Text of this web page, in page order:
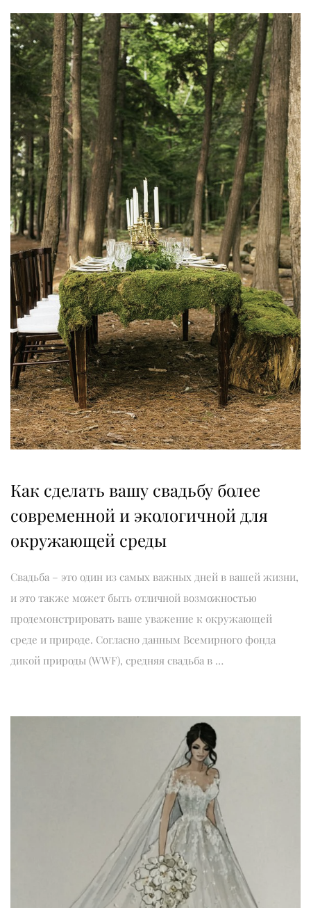
Как сделать вашу свадьбу более
современной и экологичной для
окружающей среды
Свадьба – это один из самых важных дней в вашей жизни,
и это также может быть отличной возможностью
продемонстрировать ваше уважение к окружающей
среде и природе. Согласно данным Всемирного фонда
дикой природы (WWF), средняя свадьба в …